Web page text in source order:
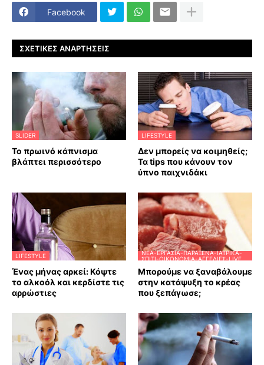
Facebook
ΣΧΕΤΙΚΈΣ ΑΝΑΡΤΉΣΕΙΣ
SLIDER
Το πρωινό κάπνισμα
βλάπτει περισσότερο
LIFESTYLE
Δεν μπορείς να κοιμηθείς;
Τα tips που κάνουν τον
ύπνο παιχνιδάκι
LIFESTYLE
Ένας μήνας αρκεί: Κόψτε
το αλκοόλ και κερδίστε τις
αρρώστιες
ΝΈΑ-ΕΡΓΑΣΊΑ-ΠΑΡΆΞΕΝΑ-ΙΑΤΡΙΚΆ-
ΣΠΊΤΙ-ΟΙΚΟΝΟΜΊΑ-ΑΓΓΕΛΊΕΣ-LIVE
Μπορούμε να ξαναβάλουμε
στην κατάψυξη το κρέας
που ξεπάγωσε;